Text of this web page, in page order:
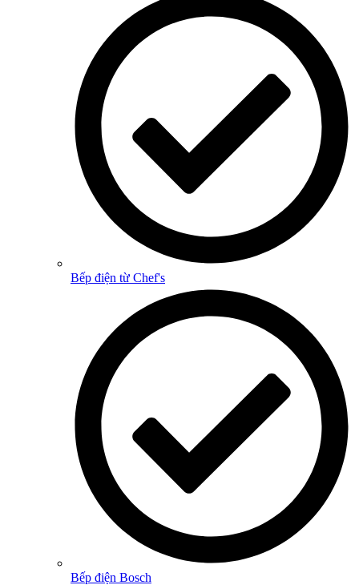
Bếp điện từ Chef's
Bếp điện Bosch